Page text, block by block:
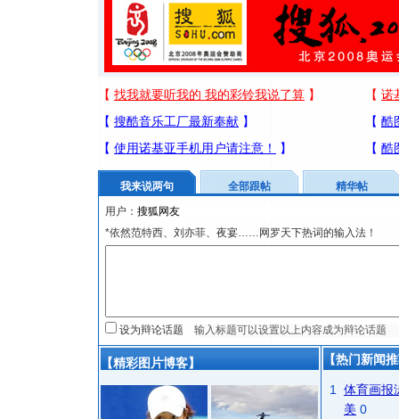
我来说两句 全部跟帖
精华帖
用户：
*依然范特西、刘亦菲、夜宴……网罗天下热词的输入法！
设为辩论话题
【精彩图片博客】 【热门新闻
1
体育画报
美 0